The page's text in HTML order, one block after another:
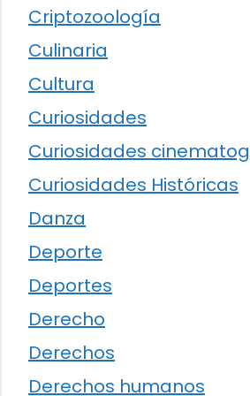
Criptozoología
Culinaria
Cultura
Curiosidades
Curiosidades
Curiosidades Históricas
Danza
Deporte
Deportes
Derecho
Derechos
Derechos humanos